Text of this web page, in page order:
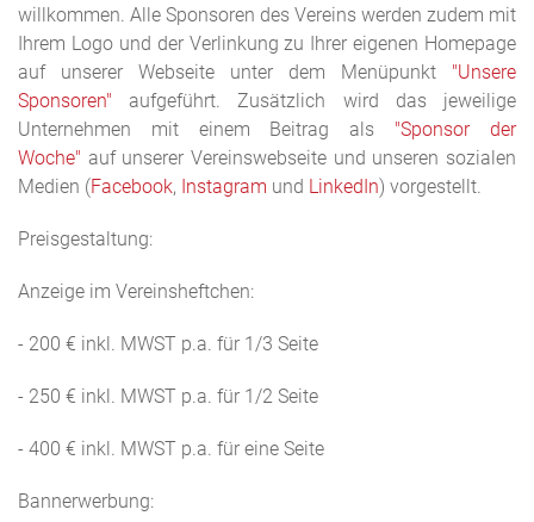
willkommen. Alle Sponsoren des Vereins werden zudem mit
Ihrem Logo und der Verlinkung zu Ihrer eigenen Homepage
auf unserer Webseite unter dem Menüpunkt "Unsere
Sponsoren" aufgeführt. Zusätzlich wird das jeweilige
Unternehmen mit einem Beitrag als "Sponsor der
Woche" auf unserer Vereinswebseite und unseren sozialen
Medien (Facebook, Instagram und LinkedIn) vorgestellt.
Preisgestaltung:
Anzeige im Vereinsheftchen:
- 200 € inkl. MWST p.a. für 1/3 Seite
- 250 € inkl. MWST p.a. für 1/2 Seite
- 400 € inkl. MWST p.a. für eine Seite
Bannerwerbung: